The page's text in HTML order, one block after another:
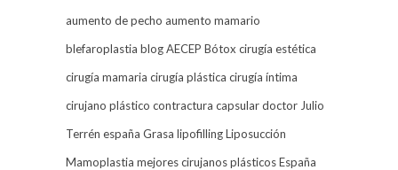
aumento de pecho aumento mamario
blefaroplastia blog AECEP Bótox cirugía estética
cirugía mamaria cirugía plástica cirugía íntima
cirujano plástico contractura capsulardoctor Julio
Terrén españa Grasa lipofillingLiposucción
Mamoplastia mejores cirujanos plásticos España